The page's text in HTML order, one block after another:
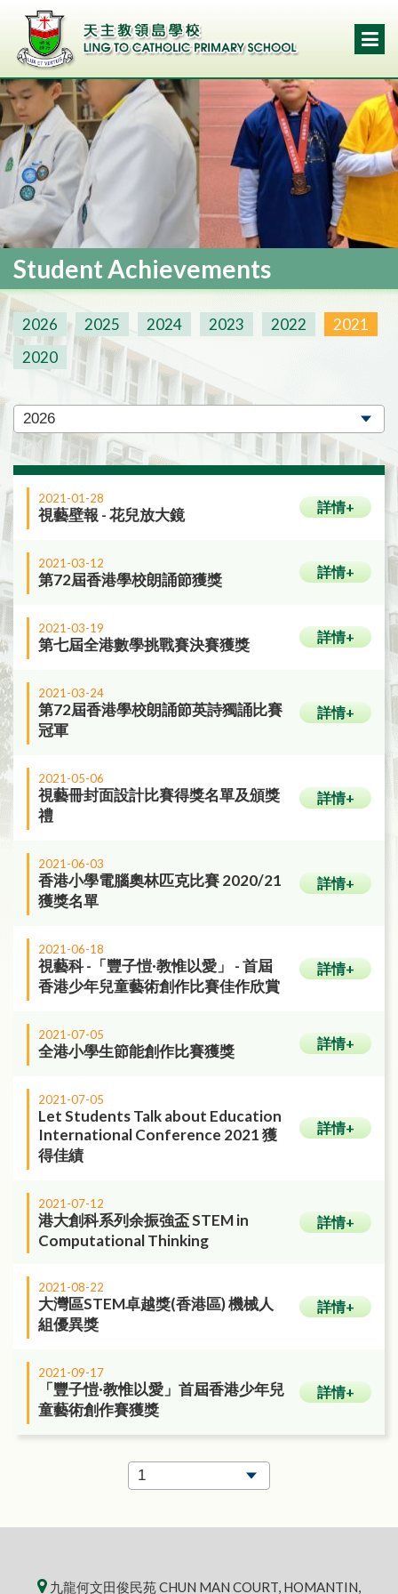
Student Achievements
2026 2025 2024 2023 2022
2021
2020
2021-01-28
視藝壁報 - 花兒放大鏡 詳情+
2021-03-12
第72屆香港學校朗誦節獲獎 詳情+
2021-03-19
第七屆全港數學挑戰賽決賽獲獎 詳情+
2021-03-24
第72屆香港學校朗誦節英詩獨誦比賽
冠軍
詳情+
2021-05-06
視藝冊封面設計比賽得獎名單及頒獎
禮
詳情+
2021-06-03
香港小學電腦奧林匹克比賽 2020/21
獲獎名單
詳情+
2021-06-18
視藝科 -「豐子愷·教惟以愛」 - 首屆
香港少年兒童藝術創作比賽佳作欣賞
詳情+
2021-07-05
全港小學生節能創作比賽獲獎 詳情+
2021-07-05
Let Students Talk about Education
International Conference 2021 獲
得佳績
詳情+
2021-07-12
港大創科系列余振強盃 STEM in
Computational Thinking
詳情+
2021-08-22
大灣區STEM卓越獎(香港區) 機械人
組優異獎
詳情+
2021-09-17
「豐子愷·教惟以愛」首屆香港少年兒
童藝術創作賽獲獎
詳情+
九龍何文田俊民苑 CHUN MAN COURT, HOMANTIN,